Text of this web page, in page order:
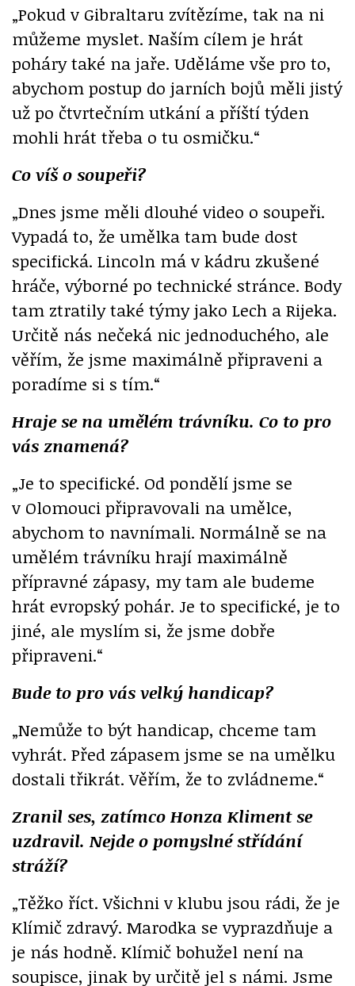
„Pokud v Gibraltaru zvítězíme, tak na ni
můžeme myslet. Naším cílem je hrát
poháry také na jaře. Uděláme vše pro to,
abychom postup do jarních bojů měli jistý
už po čtvrtečním utkání a příští týden
mohli hrát třeba o tu osmičku.“
Co víš o soupeři?
„Dnes jsme měli dlouhé video o soupeři.
Vypadá to, že umělka tam bude dost
specifická. Lincoln má v kádru zkušené
hráče, výborné po technické stránce. Body
tam ztratily také týmy jako Lech a Rijeka.
Určitě nás nečeká nic jednoduchého, ale
věřím, že jsme maximálně připraveni a
poradíme si s tím.“
Hraje se na umělém trávníku. Co to pro
vás znamená?
„Je to specifické. Od pondělí jsme se
v Olomouci připravovali na umělce,
abychom to navnímali. Normálně se na
umělém trávníku hrají maximálně
přípravné zápasy, my tam ale budeme
hrát evropský pohár. Je to specifické, je to
jiné, ale myslím si, že jsme dobře
připraveni.“
Bude to pro vás velký handicap?
„Nemůže to být handicap, chceme tam
vyhrát. Před zápasem jsme se na umělku
dostali třikrát. Věřím, že to zvládneme.“
Zranil ses, zatímco Honza Kliment se
uzdravil. Nejde o pomyslné střídání
stráží?
„Těžko říct. Všichni v klubu jsou rádi, že je
Klímič zdravý. Marodka se vyprazdňuje a
je nás hodně. Klímič bohužel není na
soupisce, jinak by určitě jel s námi. Jsme